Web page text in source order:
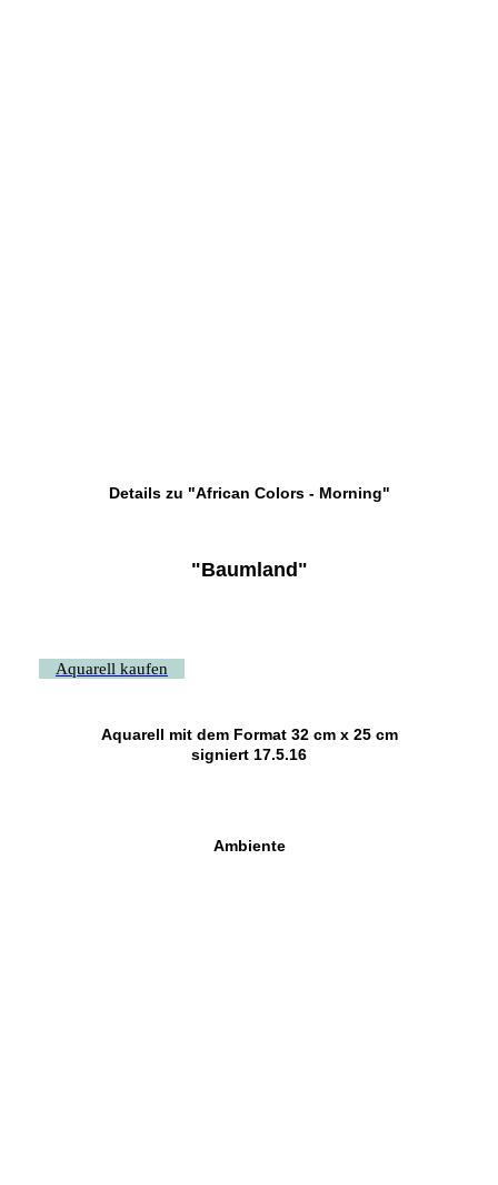
Details zu "African Colors - Morning"
"Baumland"
Aquarell kaufen
Aquarell mit dem Format 32 cm x 25 cm
signiert 17.5.16
Ambiente